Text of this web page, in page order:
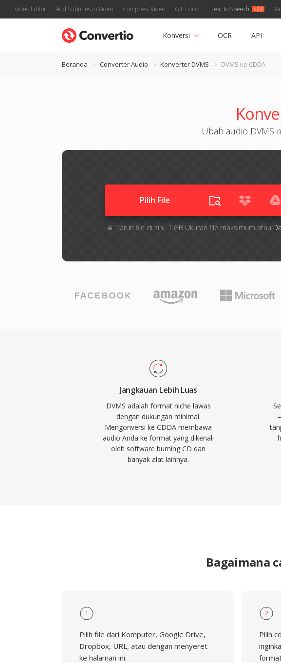
Video Editor Add Subtitles to Video Compress Video GIF Editor Text to Speech
Konversi OCR API
Beranda Converter Audio Konverter DVMS DVMS ke CDDA
Ubah audio DVMS
Pilih File
Taruh file di sini. 1 GB Ukuran file maksimum atau
Jangkauan Lebih Luas
DVMS adalah format niche lawas
dengan dukungan minimal.
Mengonversi ke CDDA membawa
audio Anda ke format yang dikenali
oleh software burning CD dan
banyak alat lainnya.
Bagaimana
1
Pilih file dari Komputer, Google Drive,
Dropbox, URL, atau dengan menyeret
ke halaman ini.
2
Pilih